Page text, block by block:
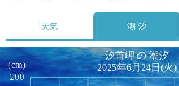
天気 潮 汐